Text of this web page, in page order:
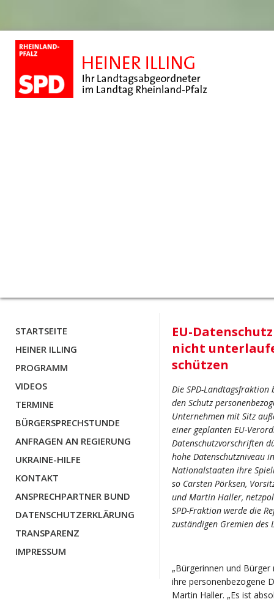
STARTSEITE
HEINER ILLING
PROGRAMM
VIDEOS
TERMINE
BÜRGERSPRECHSTUNDE
ANFRAGEN AN REGIERUNG
UKRAINE-HILFE
KONTAKT
ANSPRECHPARTNER BUND
DATENSCHUTZERKLÄRUNG
TRANSPARENZ
IMPRESSUM
EU-
nicht
schützen
Die SPD-
den Schutz
Unternehmen mit Sitz
einer geplanten EU-
Datenschutzvorschriften
hohe Datenschutzniveau
Nationalstaaten ihre
so Carsten Pörksen,
und Martin Haller,
SPD-Fraktion werde die
zuständigen Gremien des
„Bürgerinnen und
ihre personenbezogene
Martin Haller. „Es ist